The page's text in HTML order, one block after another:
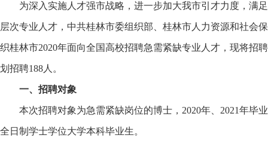
为深入实施人才强市战略，进一步加大我市引才力度，满
层次专业人才，中共桂林市委组织部、桂林市人力资源和社会
织桂林市2020年面向全国高校招聘急需紧缺专业人才，现将招
划招聘188人。
一、招聘对象
本次招聘对象为急需紧缺岗位的博士，2020年、2021年毕
全日制学士学位大学本科毕业生。